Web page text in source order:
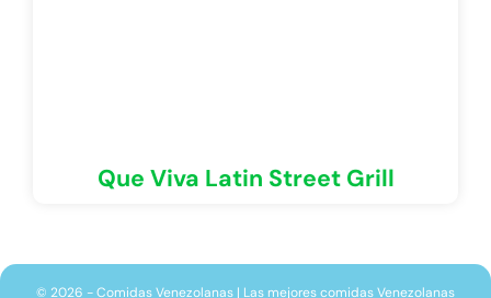
Que Viva Latin Street Grill
© 2026 - Comidas Venezolanas | Las mejores comidas Venezolanas